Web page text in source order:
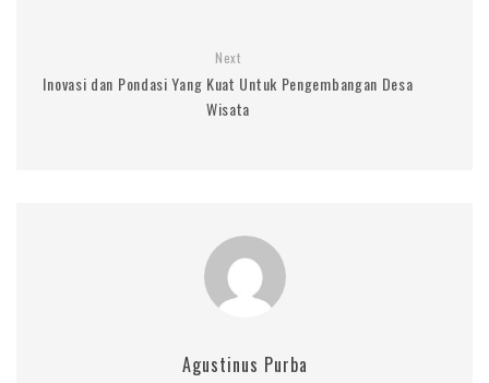
Next
Inovasi dan Pondasi Yang Kuat Untuk Pengembangan Desa
Wisata
Agustinus Purba